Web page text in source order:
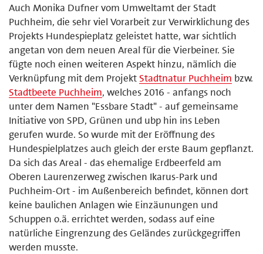
Auch Monika Dufner vom Umweltamt der Stadt
Puchheim, die sehr viel Vorarbeit zur Verwirklichung des
Projekts Hundespieplatz geleistet hatte, war sichtlich
angetan von dem neuen Areal für die Vierbeiner. Sie
fügte noch einen weiteren Aspekt hinzu, nämlich die
Verknüpfung mit dem Projekt Stadtnatur Puchheim bzw.
Stadtbeete Puchheim, welches 2016 - anfangs noch
unter dem Namen "Essbare Stadt" - auf gemeinsame
Initiative von SPD, Grünen und ubp hin ins Leben
gerufen wurde. So wurde mit der Eröffnung des
Hundespielplatzes auch gleich der erste Baum gepflanzt.
Da sich das Areal - das ehemalige Erdbeerfeld am
Oberen Laurenzerweg zwischen Ikarus-Park und
Puchheim-Ort - im Außenbereich befindet, können dort
keine baulichen Anlagen wie Einzäunungen und
Schuppen o.ä. errichtet werden, sodass auf eine
natürliche Eingrenzung des Geländes zurückgegriffen
werden musste.